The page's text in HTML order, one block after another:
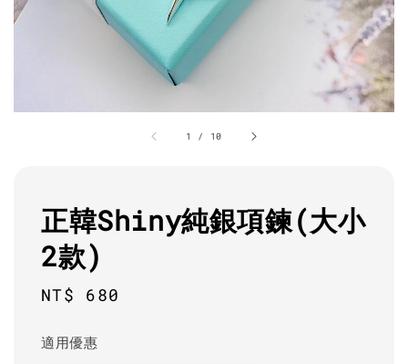
1 / 10
正韓Shiny純銀項鍊(大小
2款)
Regular
NT$ 680
適用優惠